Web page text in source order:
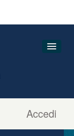
Accedi